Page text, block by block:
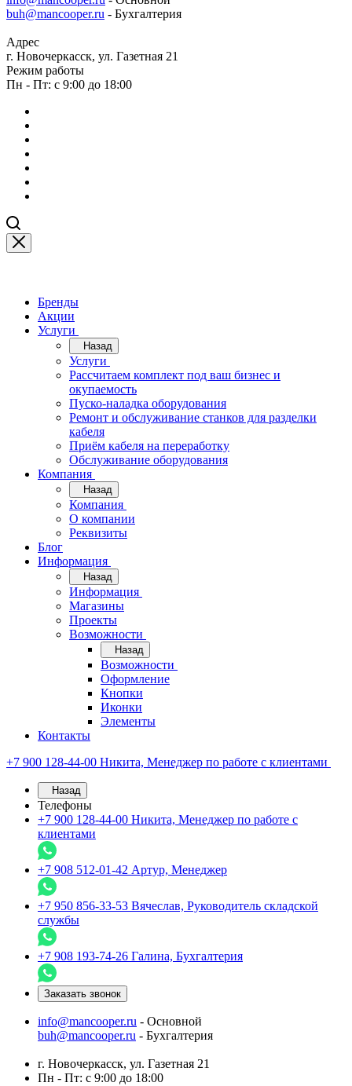
buh@mancooper.ru - Бухгалтерия
Адрес
г. Новочеркасск, ул. Газетная 21
Режим работы
Пн - Пт: с 9:00 до 18:00
Бренды
Акции
Услуги
Назад
Услуги
Рассчитаем комплект под ваш бизнес и
окупаемость
Пуско-наладка оборудования
Ремонт и обслуживание станков для разделки
кабеля
Приём кабеля на переработку
Обслуживание оборудования
Компания
Назад
Компания
О компании
Реквизиты
Блог
Информация
Назад
Информация
Магазины
Проекты
Возможности
Назад
Возможности
Оформление
Кнопки
Иконки
Элементы
Контакты
+7 900 128-44-00 Никита, Менеджер по работе с клиентами
Назад
Телефоны
+7 900 128-44-00 Никита, Менеджер по работе с
клиентами
+7 908 512-01-42 Артур, Менеджер
+7 950 856-33-53 Вячеслав, Руководитель складской
службы
+7 908 193-74-26 Галина, Бухгалтерия
Заказать звонок
info@mancooper.ru - Основной
buh@mancooper.ru - Бухгалтерия
г. Новочеркасск, ул. Газетная 21
Пн - Пт: с 9:00 до 18:00